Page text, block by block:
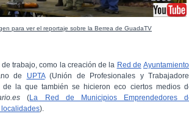
para ver el reportaje sobre la Berrea de GuadaTV
trabajo, como la creación de la Red de
de UPTA(Unión de Profesionales y
de la que también se hicieron eco ciertos medios
(La Red de Municipios Emprendedores
).